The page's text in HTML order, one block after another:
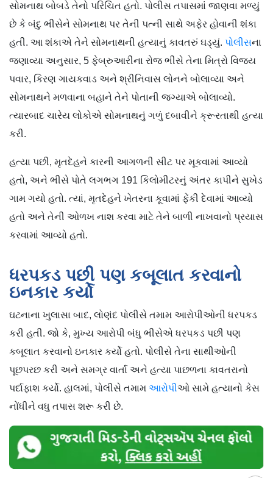
સોમનાથ બોબડે તેનો પરિચિત હતો. પોલીસ તપાસમાં જાણવા મળ્યું
છે કે બંદુ ભીસેને સોમનાથ પર તેની પત્ની સાથે અફેર હોવાની શંકા
હતી. આ શંકાએ તેને સોમનાથની હત્યાનું કાવતરું ઘડ્યું. પોલીસના
જણાવ્યા અનુસાર, 5 ફેબ્રુઆરીના રોજ ભીસે તેના મિત્રો વિજય
પવાર, કિરણ ગાયકવાડ અને શ્રીનિવાસ લોનને બોલાવ્યા અને
સોમનાથને મળવાના બહાને તેને પોતાની જગ્યાએ બોલાવ્યો.
ત્યારબાદ ચારેય લોકોએ સોમનાથનું ગળું દબાવીને ક્રૂરતાથી હત્યા
કરી.
હત્યા પછી, મૃતદેહને કારની આગળની સીટ પર મૂકવામાં આવ્યો
હતો, અને ભીસે પોતે લગભગ 191 કિલોમીટરનું અંતર કાપીને સુખેડ
ગામ ગયો હતો. ત્યાં, મૃતદેહને ખેતરના કૂવામાં ફેંકી દેવામાં આવ્યો
હતો અને તેની ઓળખ નાશ કરવા માટે તેને બાળી નાખવાનો પ્રયાસ
કરવામાં આવ્યો હતો.
ધરપકડ પછી પણ કબૂલાત કરવાનો
ઇનકાર કર્યો
ઘટનાના ખુલાસા બાદ, લોણંદ પોલીસે તમામ આરોપીઓની ધરપકડ
કરી હતી. જો કે, મુખ્ય આરોપી બંધુ ભીસેએ ધરપકડ પછી પણ
કબૂલાત કરવાનો ઇનકાર કર્યો હતો. પોલીસે તેના સાથીઓની
પૂછપરછ કરી અને સમગ્ર વાર્તા અને હત્યા પાછળના કાવતરાનો
પર્દાફાશ કર્યો. હાલમાં, પોલીસે તમામ આરોપીઓ સામે હત્યાનો કેસ
નોંધીને વધુ તપાસ શરૂ કરી છે.